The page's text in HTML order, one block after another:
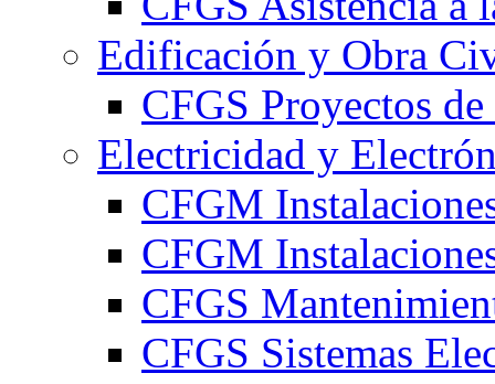
Edificación y Obra
CFGS Proyectos
Electricidad y
CFGM
CFGM
CFGS
CFGS Sistemas